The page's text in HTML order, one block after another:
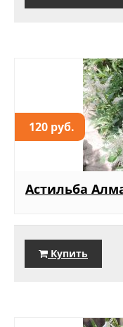
120 руб.
Астильба
Купить